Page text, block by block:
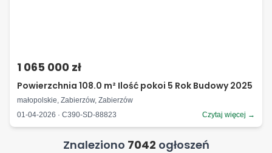
1 065 000 zł
Powierzchnia 108.0 m² Ilość pokoi 5 Rok Budowy 2025
małopolskie, Zabierzów, Zabierzów
01-04-2026 · C390-SD-88823
Czytaj więcej →
Znaleziono 7042 ogłoszeń